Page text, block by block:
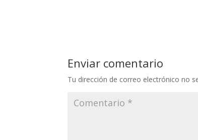
Enviar comentario
Tu dirección de correo electrónico no